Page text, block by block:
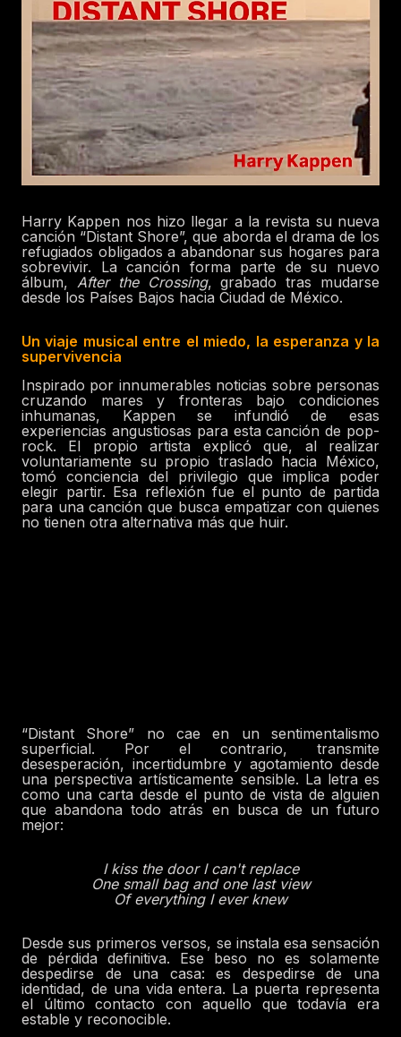
Harry Kappen nos hizo llegar a la revista su nueva
canción “Distant Shore”, que aborda el drama de los
refugiados obligados a abandonar sus hogares para
sobrevivir. La canción forma parte de su nuevo
álbum, After the Crossing, grabado tras mudarse
desde los Países Bajos hacia Ciudad de México.
Un viaje musical entre el miedo, la esperanza y la
supervivencia
Inspirado por innumerables noticias sobre personas
cruzando mares y fronteras bajo condiciones
inhumanas, Kappen se infundió de esas
experiencias angustiosas para esta canción de pop-
rock. El propio artista explicó que, al realizar
voluntariamente su propio traslado hacia México,
tomó conciencia del privilegio que implica poder
elegir partir. Esa reflexión fue el punto de partida
para una canción que busca empatizar con quienes
no tienen otra alternativa más que huir.
“Distant Shore” no cae en un sentimentalismo
superficial. Por el contrario, transmite
desesperación, incertidumbre y agotamiento desde
una perspectiva artísticamente sensible. La letra es
como una carta desde el punto de vista de alguien
que abandona todo atrás en busca de un futuro
mejor:
I kiss the door I can't replace
One small bag and one last view
Of everything I ever knew
Desde sus primeros versos, se instala esa sensación
de pérdida definitiva. Ese beso no es solamente
despedirse de una casa: es despedirse de una
identidad, de una vida entera. La puerta representa
el último contacto con aquello que todavía era
estable y reconocible.